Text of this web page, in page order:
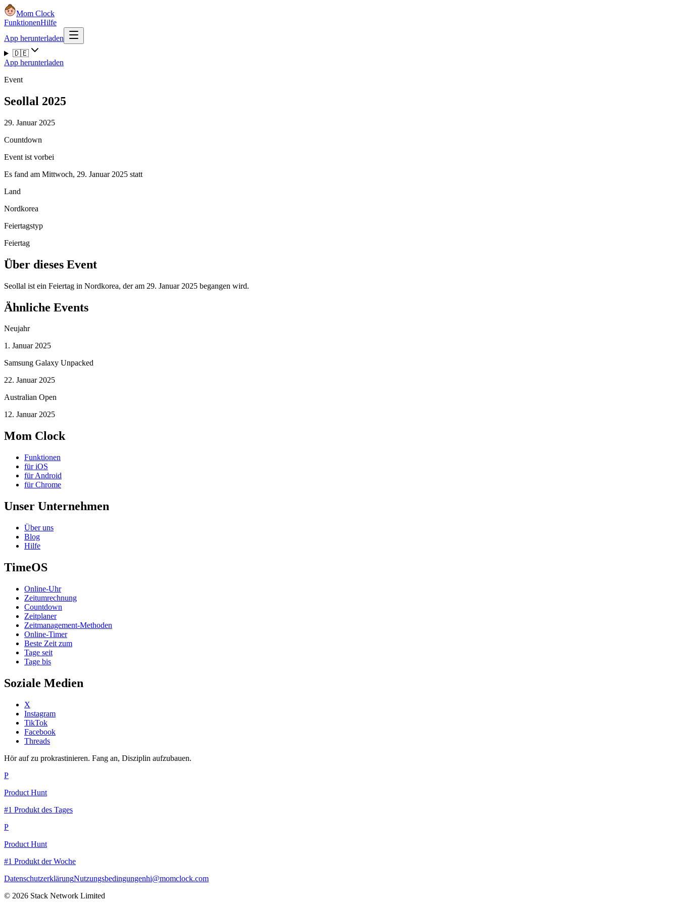
Mom Clock
FunktionenHilfe
App herunterladen
🇩🇪
App herunterladen
Event
Seollal 2025
29. Januar 2025
Countdown
Event ist vorbei
Es fand am Mittwoch, 29. Januar 2025 statt
Land
Nordkorea
Feiertagstyp
Feiertag
Über dieses Event
Seollal ist ein Feiertag in Nordkorea, der am 29. Januar 2025 begangen wird.
Ähnliche Events
Neujahr
1. Januar 2025
Samsung Galaxy Unpacked
22. Januar 2025
Australian Open
12. Januar 2025
Mom Clock
Funktionen
für iOS
für Android
für Chrome
Unser Unternehmen
Über uns
Blog
Hilfe
TimeOS
Online-Uhr
Zeitumrechnung
Countdown
Zeitplaner
Zeitmanagement-Methoden
Online-Timer
Beste Zeit zum
Tage seit
Tage bis
Soziale Medien
X
Instagram
TikTok
Facebook
Threads
Hör auf zu prokrastinieren. Fang an, Disziplin aufzubauen.
P
Product Hunt
#1 Produkt des Tages
P
Product Hunt
#1 Produkt der Woche
DatenschutzerklärungNutzungsbedingungenhi@momclock.com
© 2026 Stack Network Limited